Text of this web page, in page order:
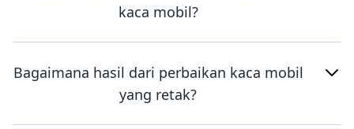
kaca mobil?
Bagaimana hasil dari perbaikan kaca mobil
yang retak?